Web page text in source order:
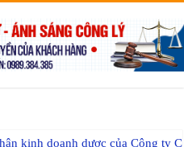
kinh doanh dược của Công ty